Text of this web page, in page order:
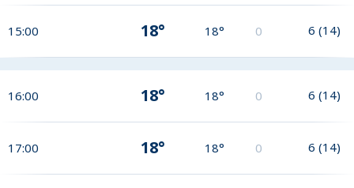
15:00 18° 18° 0 6 (14)
16:00 18° 18° 0 6 (14)
17:00 18° 18° 0 6 (14)